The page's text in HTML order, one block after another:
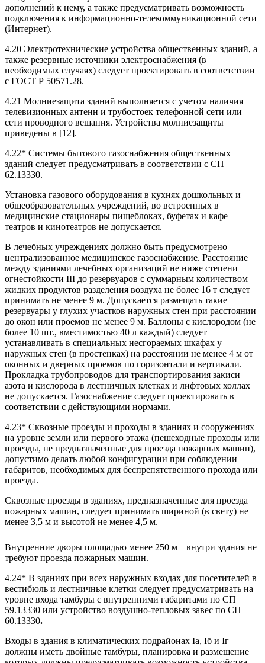
дополнений к нему, а также предусматривать возможность
подключения к информационно-телекоммуникационной сети
(Интернет).
4.20 Электротехнические устройства общественных зданий, а
также резервные источники электроснабжения (в
необходимых случаях) следует проектировать в соответствии
с ГОСТ Р 50571.28.
4.21 Молниезащита зданий выполняется с учетом наличия
телевизионных антенн и трубостоек телефонной сети или
сети проводного вещания. Устройства молниезащиты
приведены в [12].
4.22* Системы бытового газоснабжения общественных
зданий следует предусматривать в соответствии с СП
62.13330.
Установка газового оборудования в кухнях дошкольных и
общеобразовательных учреждений, во встроенных в
медицинские стационары пищеблоках, буфетах и кафе
театров и кинотеатров не допускается.
В лечебных учреждениях должно быть предусмотрено
централизованное медицинское газоснабжение. Расстояние
между зданиями лечебных организаций не ниже степени
огнестойкости III до резервуаров с суммарным количеством
жидких продуктов разделения воздуха не более 16 т следует
принимать не менее 9 м. Допускается размещать такие
резервуары у глухих участков наружных стен при расстоянии
до окон или проемов не менее 9 м. Баллоны с кислородом (не
более 10 шт., вместимостью 40 л каждый) следует
устанавливать в специальных несгораемых шкафах у
наружных стен (в простенках) на расстоянии не менее 4 м от
оконных и дверных проемов по горизонтали и вертикали.
Прокладка трубопроводов для транспортирования закиси
азота и кислорода в лестничных клетках и лифтовых холлах
не допускается. Газоснабжение следует проектировать в
соответствии с действующими нормами.
4.23* Сквозные проезды и проходы в зданиях и сооружениях
на уровне земли или первого этажа (пешеходные проходы или
проезды, не предназначенные для проезда пожарных машин),
допустимо делать любой конфигурации при соблюдении
габаритов, необходимых для беспрепятственного прохода или
проезда.
Сквозные проезды в зданиях, предназначенные для проезда
пожарных машин, следует принимать шириной (в свету) не
менее 3,5 м и высотой не менее 4,5 м.
Внутренние дворы площадью менее 250 м
внутри здания не
требуют проезда пожарных машин.
4.24* В зданиях при всех наружных входах для посетителей в
вестибюль и лестничные клетки следует предусматривать на
уровне входа тамбуры с внутренними габаритами по СП
59.13330 или устройство воздушно-тепловых завес по СП
60.13330.
Входы в здания в климатических подрайонах Iа, Iб и Iг
должны иметь двойные тамбуры, планировка и размещение